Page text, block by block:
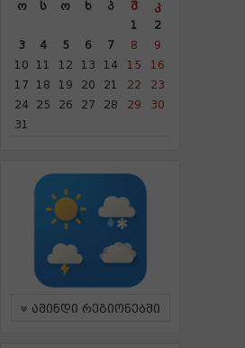
Ო Ს Ო Ხ Პ Შ
Კ
1
2
3
4 5 6 7 8
9
10
11 12 13 14 15
16
17
18 19 20 21 22
23
24
25 26 27 28 29
30
31
ამინდი რეგიონებში